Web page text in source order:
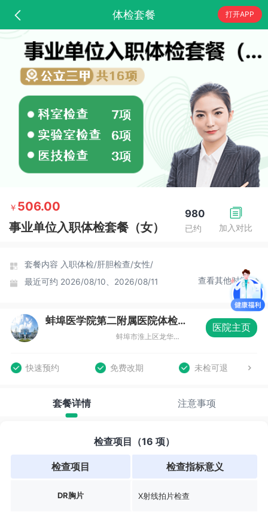
体检套餐 打开APP
加入对比
980
已约
￥ 506.00
事业单位入职体检套餐（女）
套餐内容 入职体检/肝胆检查/女性/
最近可约 2026/08/10、2026/08/11 查看其他时间
蚌埠医学院第二附属医院体检中心（总院区）
蚌埠市淮上区龙华路633号健康体检中心
医院主页
快速预约 免费改期 未检可退
套餐详情 注意事项
检查项目（16 项）
检查项目 检查指标意义
DR胸片 X射线拍片检查